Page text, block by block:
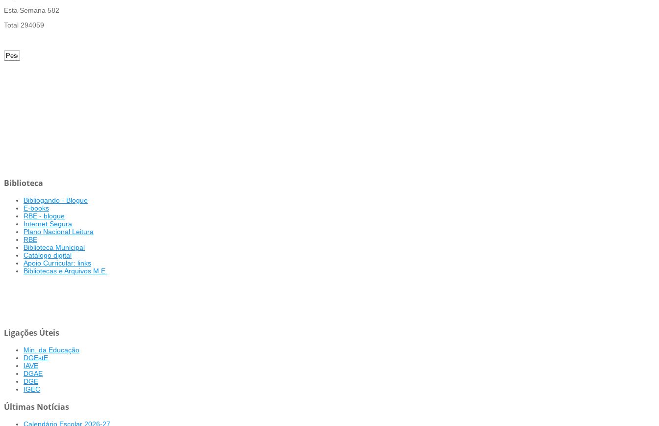
Esta Semana 582
Total 294059
Biblioteca
Bibliogando - Blogue
E-books
RBE - blogue
Internet Segura
Plano Nacional Leitura
RBE
Biblioteca Municipal
Catálogo digital
Apoio Curricular: links
Bibliotecas e Arquivos M.E.
Ligações Úteis
Min. da Educação
DGEstE
IAVE
DGAE
DGE
IGEC
Últimas Notícias
Calendário Escolar 2026-27